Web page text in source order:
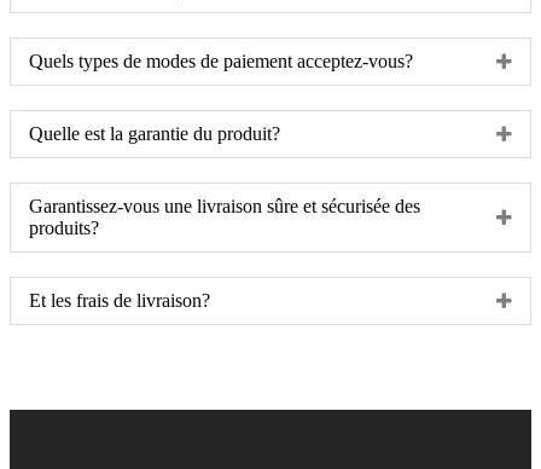
Quels types de modes de paiement acceptez-vous?
Quelle est la garantie du produit?
Garantissez-vous une livraison sûre et sécurisée des
produits?
Et les frais de livraison?